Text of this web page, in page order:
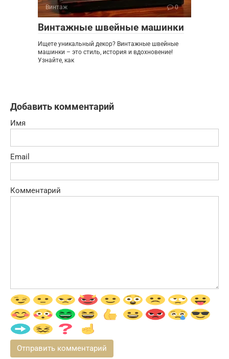
Винтаж 0
Винтажные швейные машинки
Ищете уникальный декор? Винтажные швейные
машинки – это стиль, история и вдохновение!
Узнайте, как
Добавить комментарий
Имя
Email
Комментарий